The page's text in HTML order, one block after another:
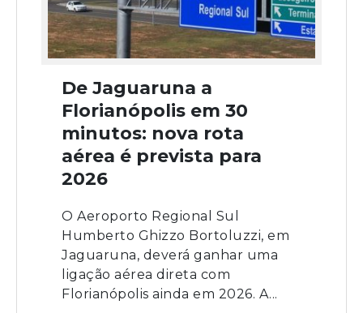
De Jaguaruna a
Florianópolis em 30
minutos: nova rota
aérea é prevista para
2026
O Aeroporto Regional Sul
Humberto Ghizzo Bortoluzzi, em
Jaguaruna, deverá ganhar uma
ligação aérea direta com
Florianópolis ainda em 2026. A...